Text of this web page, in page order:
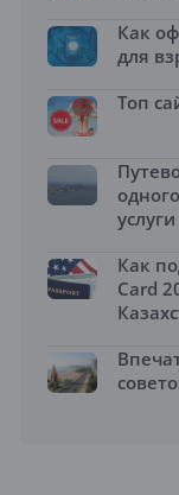
Как
для
Топ
услуги
Как
Card